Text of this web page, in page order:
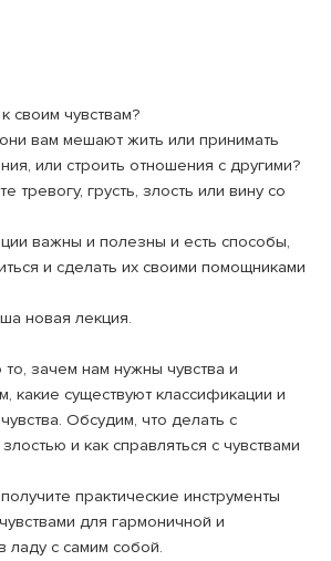
своим чувствам?
вам мешают жить или принимать
или строить отношения с другими?
тревогу, грусть, злость или вину со
важны и полезны и есть способы,
и сделать их своими помощниками
новая лекция.
зачем нам нужны чувства и
какие существуют классификации и
Обсудим, что делать с
и как справляться с чувствами
практические инструменты
для гармоничной и
ладу с самим собой.